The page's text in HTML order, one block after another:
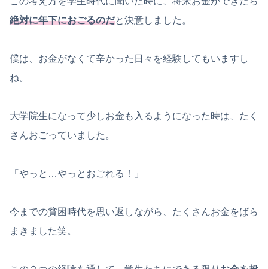
絶対に年下におごるのだと決意しました。
僕は、お金がなくて辛かった日々を経験してもいますし
ね。
大学院生になって少しお金も入るようになった時は、たく
さんおごっていました。
「やっと…やっとおごれる！」
今までの貧困時代を思い返しながら、たくさんお金をばら
まきました笑。